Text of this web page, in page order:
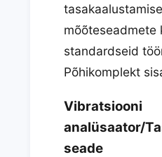
mõõteseadmete
standardseid
Põhikomplekt
Vibratsiooni
analüsaator/
seade